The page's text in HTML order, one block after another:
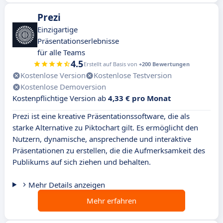
Prezi
Einzigartige
Präsentationserlebnisse
für alle Teams
4.5Erstellt auf Basis von +200 Bewertungen
Kostenlose Version
Kostenlose Testversion
Kostenlose Demoversion
Kostenpflichtige Version ab 4,33 € pro Monat
Prezi ist eine kreative Präsentationssoftware, die als
starke Alternative zu Piktochart gilt. Es ermöglicht den
Nutzern, dynamische, ansprechende und interaktive
Präsentationen zu erstellen, die die Aufmerksamkeit des
Publikums auf sich ziehen und behalten.
Mehr Details anzeigen
Mehr erfahren